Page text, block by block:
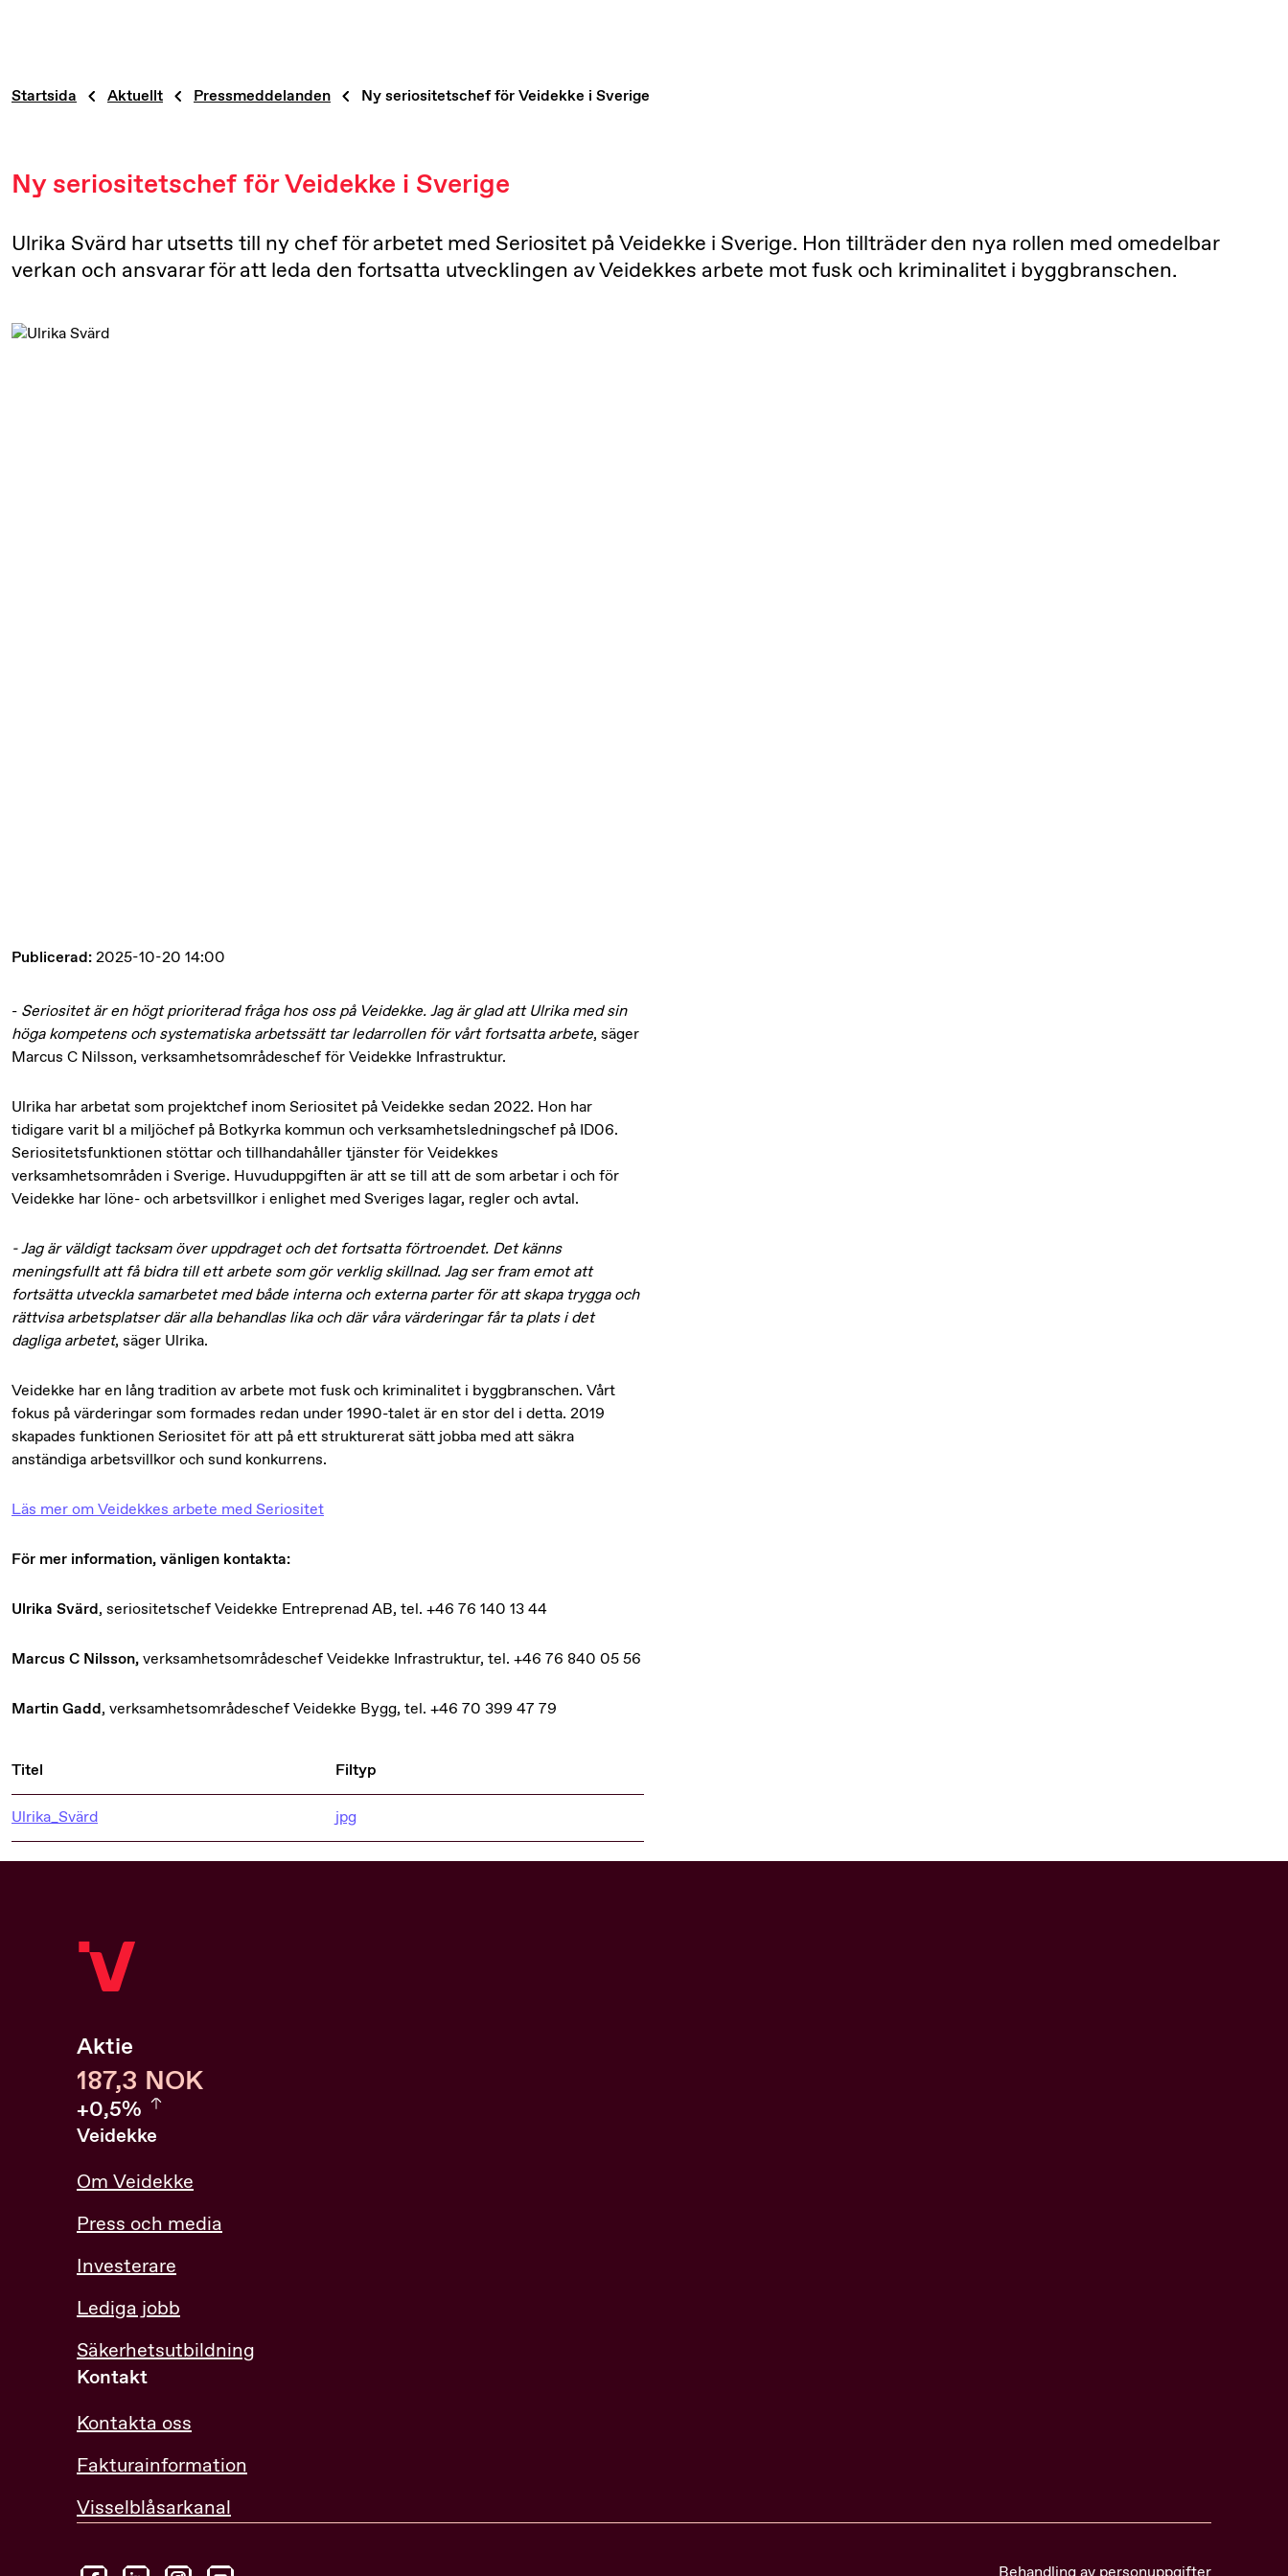
Startsida Aktuellt Pressmeddelanden Ny seriositetschef för Veidekke i Sverige
Ny seriositetschef för Veidekke i Sverige
Ulrika Svärd har utsetts till ny chef för arbetet med Seriositet på Veidekke i Sverige. Hon tillträder den nya rollen med omedelbar
verkan och ansvarar för att leda den fortsatta utvecklingen av Veidekkes arbete mot fusk och kriminalitet i byggbranschen.
Publicerad:2025-10-20 14:00
- Seriositet är en högt prioriterad fråga hos oss på Veidekke. Jag är glad att Ulrika med sin
höga kompetens och systematiska arbetssätt tar ledarrollen för vårt fortsatta arbete, säger
Marcus C Nilsson, verksamhetsområdeschef för Veidekke Infrastruktur.
Ulrika har arbetat som projektchef inom Seriositet på Veidekke sedan 2022. Hon har
tidigare varit bl a miljöchef på Botkyrka kommun och verksamhetsledningschef på ID06.
Seriositetsfunktionen stöttar och tillhandahåller tjänster för Veidekkes
verksamhetsområden i Sverige. Huvuduppgiften är att se till att de som arbetar i och för
Veidekke har löne- och arbetsvillkor i enlighet med Sveriges lagar, regler och avtal.
- Jag är väldigt tacksam över uppdraget och det fortsatta förtroendet. Det känns
meningsfullt att få bidra till ett arbete som gör verklig skillnad. Jag ser fram emot att
fortsätta utveckla samarbetet med både interna och externa parter för att skapa trygga och
rättvisa arbetsplatser där alla behandlas lika och där våra värderingar får ta plats i det
dagliga arbetet, säger Ulrika.
Veidekke har en lång tradition av arbete mot fusk och kriminalitet i byggbranschen. Vårt
fokus på värderingar som formades redan under 1990-talet är en stor del i detta. 2019
skapades funktionen Seriositet för att på ett strukturerat sätt jobba med att säkra
anständiga arbetsvillkor och sund konkurrens.
Läs mer om Veidekkes arbete med Seriositet
För mer information, vänligen kontakta:
Ulrika Svärd, seriositetschef Veidekke Entreprenad AB, tel. +46 76 140 13 44
Marcus C Nilsson,verksamhetsområdeschef Veidekke Infrastruktur, tel. +46 76 840 05 56
Martin Gadd, verksamhetsområdeschef Veidekke Bygg, tel. +46 70 399 47 79
Titel Filtyp
Ulrika_Svärd jpg
Aktie
187,6 NOK
+0,5%
0.54%
Veidekke
Om Veidekke
Press och media
Investerare
Lediga jobb
Säkerhetsutbildning
Kontakt
Kontakta oss
Fakturainformation
Visselblåsarkanal